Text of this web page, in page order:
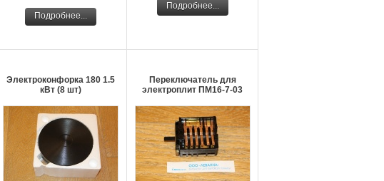
Подробнее...
Подробнее...
Электроконфорка 180 1.5
кВт (8 шт)
Переключатель для
электроплит ПМ16-7-03